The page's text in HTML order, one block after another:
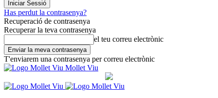
Has perdut la contrasenya?
Recuperació de contrasenya
Recuperar la teva contrasenya
el teu correu electrònic
T'enviarem una contrasenya per correu electrònic
Mollet Viu